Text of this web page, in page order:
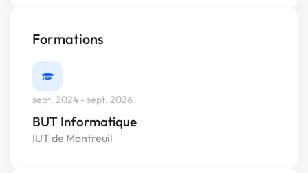
Formations
sept. 2024 - sept. 2026
BUT Informatique
IUT de Montreuil